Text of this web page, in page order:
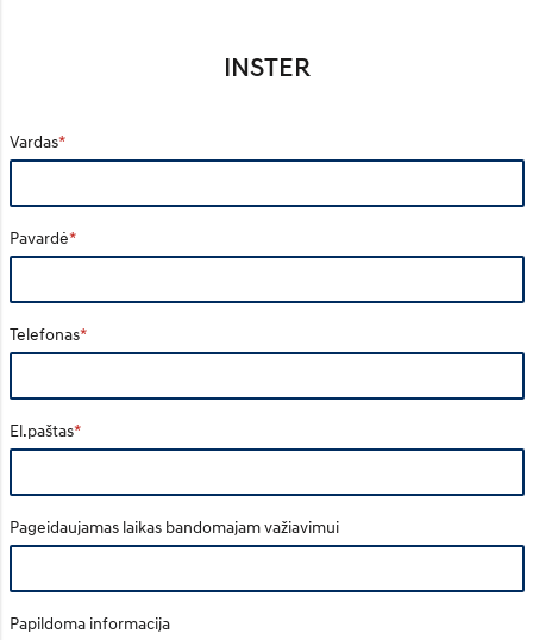
INSTER
Vardas
Pavardė
Telefonas
El.paštas
Pageidaujamas laikas bandomajam važiavimui
Papildoma informacija